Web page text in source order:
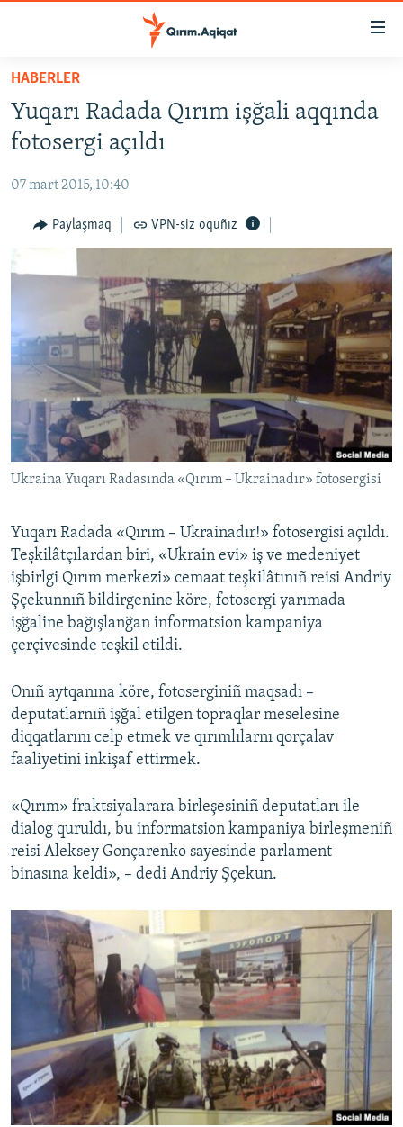
Esas
qaytmaq
Baş
navigatsiyağa
qaytmaq
qaytmaq
SİYASET
İQTİSADİYAT
CEMİYET
MEDENİYET
İNSAN AQLARI
BLOGLAR
FİKİR
Русский
Українською
RFE/RS bütün saytları
HABERLER
Yuqarı Radada Qırım işğali aqqında
fotosergi açıldı
07 mart 2015, 10:40
Paylaşmaq VPN-siz oquñız
Ukraina Yuqarı Radasında «Qırım – Ukrainadır» fotosergisi
Yuqarı Radada «Qırım – Ukrainadır!» fotosergisi açıldı.
Teşkilâtçılardan biri, «Ukrain evi» iş ve medeniyet
işbirlgi Qırım merkezi» cemaat teşkilâtınıñ reisi Andriy
Şçekunnıñ bildirgenine köre, fotosergi yarımada
işğaline bağışlanğan informatsion kampaniya
çerçivesinde teşkil etildi.
Onıñ aytqanına köre, fotoserginiñ maqsadı –
deputatlarnıñ işğal etilgen topraqlar meselesine
diqqatlarını celp etmek ve qırımlılarnı qorçalav
faaliyetini inkişaf ettirmek.
«Qırım» fraktsiyalarara birleşesiniñ deputatları ile
dialog quruldı, bu informatsion kampaniya birleşmeniñ
reisi Aleksey Gonçarenko sayesinde parlament
binasına keldi», – dedi Andriy Şçekun.